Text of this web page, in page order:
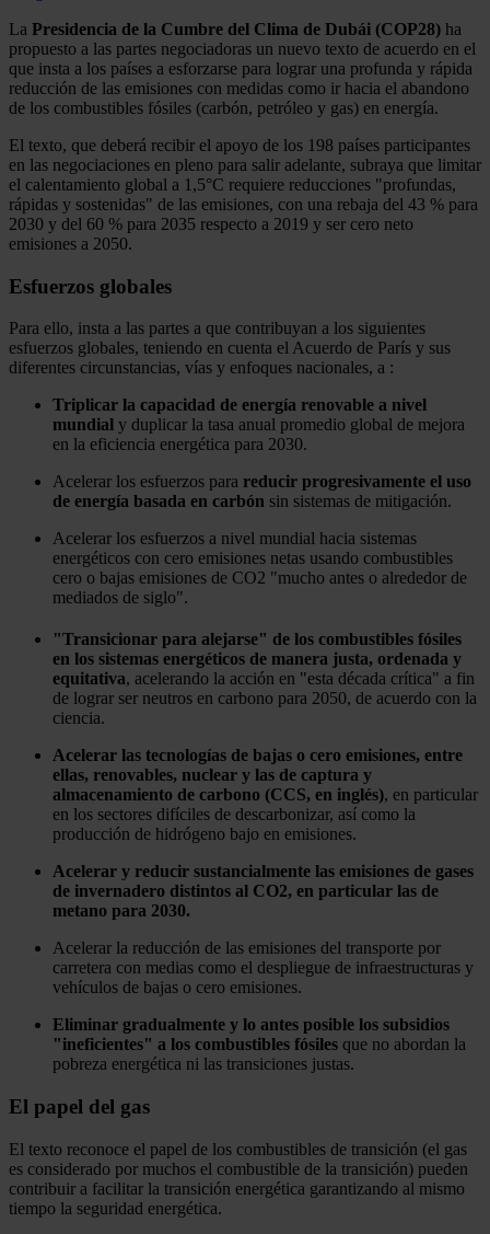
La Presidencia de la Cumbre del Clima de Dubái (COP28) ha
propuesto a las partes negociadoras un nuevo texto de acuerdo en el
que insta a los países a esforzarse para lograr una profunda y rápida
reducción de las emisiones con medidas como ir hacia el abandono
de los combustibles fósiles (carbón, petróleo y gas) en energía.
El texto, que deberá recibir el apoyo de los 198 países participantes
en las negociaciones en pleno para salir adelante, subraya que limitar
el calentamiento global a 1,5°C requiere reducciones "profundas,
rápidas y sostenidas" de las emisiones, con una rebaja del 43 % para
2030 y del 60 % para 2035 respecto a 2019 y ser cero neto
emisiones a 2050.
Esfuerzos globales
Para ello, insta a las partes a que contribuyan a los siguientes
esfuerzos globales, teniendo en cuenta el Acuerdo de París y sus
diferentes circunstancias, vías y enfoques nacionales, a :
Triplicar la capacidad de energía renovable a nivel
mundial y duplicar la tasa anual promedio global de mejora
en la eficiencia energética para 2030.
Acelerar los esfuerzos para reducir progresivamente el uso
de energía basada en carbón sin sistemas de mitigación.
Acelerar los esfuerzos a nivel mundial hacia sistemas
energéticos con cero emisiones netas usando combustibles
cero o bajas emisiones de CO2 "mucho antes o alrededor de
mediados de siglo".
"Transicionar para alejarse" de los combustibles fósiles
en los sistemas energéticos de manera justa, ordenada y
equitativa, acelerando la acción en "esta década crítica" a fin
de lograr ser neutros en carbono para 2050, de acuerdo con la
ciencia.
Acelerar las tecnologías de bajas o cero emisiones, entre
ellas, renovables, nuclear y las de captura y
almacenamiento de carbono (CCS, en inglés), en particular
en los sectores difíciles de descarbonizar, así como la
producción de hidrógeno bajo en emisiones.
Acelerar y reducir sustancialmente las emisiones de gases
de invernadero distintos al CO2, en particular las de
metano para 2030.
Acelerar la reducción de las emisiones del transporte por
carretera con medias como el despliegue de infraestructuras y
vehículos de bajas o cero emisiones.
Eliminar gradualmente y lo antes posible los subsidios
"ineficientes" a los combustibles fósiles que no abordan la
pobreza energética ni las transiciones justas.
El papel del gas
El texto reconoce el papel de los combustibles de transición (el gas
es considerado por muchos el combustible de la transición) pueden
contribuir a facilitar la transición energética garantizando al mismo
tiempo la seguridad energética.